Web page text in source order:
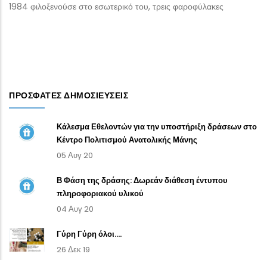
1984 φιλοξενούσε στο εσωτερικό του, τρεις φαροφύλακες
ΠΡΌΣΦΑΤΕΣ ΔΗΜΟΣΙΕΎΣΕΙΣ
Κάλεσμα Εθελοντών για την υποστήριξη δράσεων στο
Κέντρο Πολιτισμού Ανατολικής Μάνης
05 Αυγ 20
Β Φάση της δράσης: Δωρεάν διάθεση έντυπου
πληροφοριακού υλικού
04 Αυγ 20
Γύρη Γύρη όλοι....
26 Δεκ 19